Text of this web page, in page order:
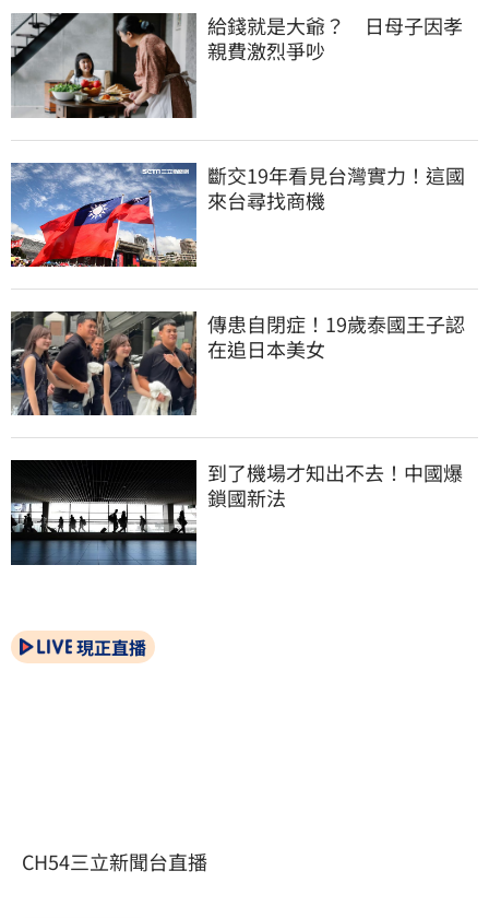
給錢就是大爺？　日母子因孝
親費激烈爭吵
斷交19年看見台灣實力！這國
來台尋找商機
傳患自閉症！19歲泰國王子認
在追日本美女
到了機場才知出不去！中國爆
鎖國新法
現正直播
CH54三立新聞台直播